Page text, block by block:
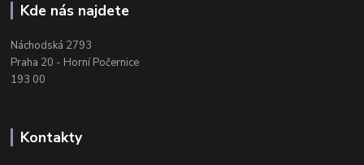
Kde nás najdete
Náchodská 2793
Praha 20 - Horní Počernice
193 00
Kontakty